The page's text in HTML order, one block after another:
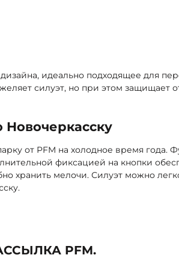
идеально подходящее для
силуэт, но при этом защищает
Новочеркасску
от PFM на холодное время года.
фиксацией на кнопки
хранить мелочи. Силуэт можно
PFM.